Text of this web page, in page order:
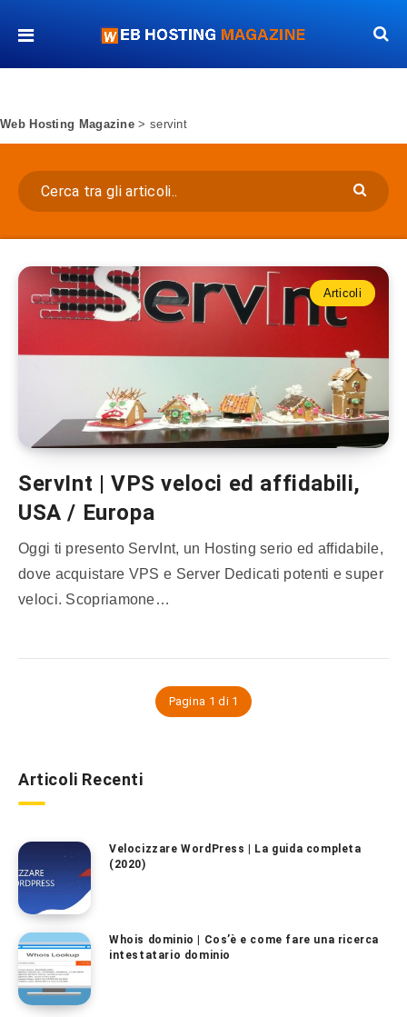
Web Hosting Magazine > servint
Articoli
ServInt | VPS veloci ed affidabili,
USA / Europa
Oggi ti presento ServInt, un Hosting serio ed affidabile,
dove acquistare VPS e Server Dedicati potenti e super
veloci. Scopriamone…
Pagina 1 di 1
Articoli Recenti
Velocizzare WordPress | La guida completa
(2020)
Whois dominio | Cos’è e come fare una ricerca
intestatario dominio